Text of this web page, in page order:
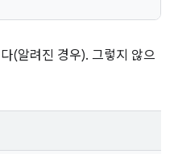
(알려진 경우). 그렇지 않으